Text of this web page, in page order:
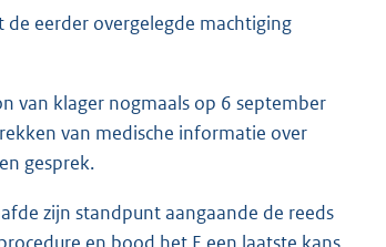
eerder overgelegde machtiging
van klager nogmaals op 6 september
van medische informatie over
gesprek.
zijn standpunt aangaande de reeds